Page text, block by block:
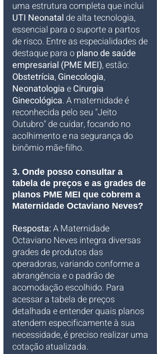
uma estrutura completa que inclui
UTI Neonatal de alta tecnologia,
essencial para o suporte a partos
de risco. Entre as especialidades de
destaque para o plano de saúde
empresarial (PME MEI), estão:
Obstetrícia, Ginecologia,
Neonatologia e Cirurgia
Ginecológica. A maternidade é
reconhecida pelo seu "Jeito
Outubro" de cuidar, focando no
acolhimento e na segurança do
binômio mãe-filho.
3. Onde posso consultar a
tabela de preços e as grades de
planos PME MEI que cobrem a
Maternidade Octaviano Neves?
Resposta: A Maternidade
Octaviano Neves integra diversas
grades de produtos das
operadoras, variando conforme a
abrangência e o padrão de
acomodação escolhido. Para
acessar a tabela de preços
detalhada e entender quais planos
atendem especificamente à sua
necessidade, é preciso realizar uma
cotação atualizada.